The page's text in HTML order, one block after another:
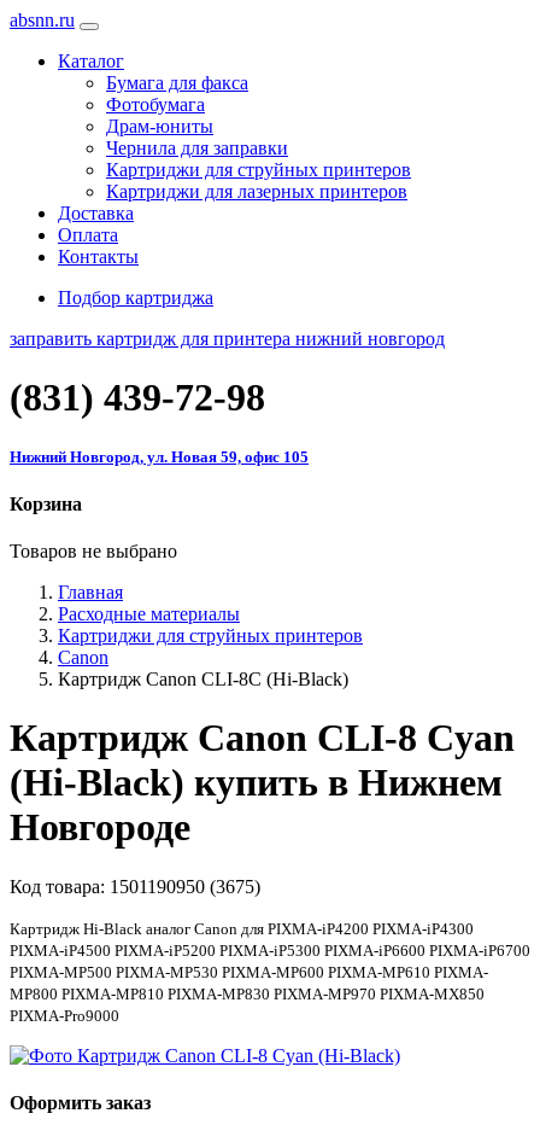
absnn.ru
Каталог
Бумага для факса
Фотобумага
Драм-юниты
Чернила для заправки
Картриджи для струйных принтеров
Картриджи для лазерных принтеров
Доставка
Оплата
Контакты
Подбор картриджа
заправить картридж для принтера нижний новгород
(831) 439-72-98
Нижний Новгород, ул. Новая 59, офис 105
Корзина
Товаров не выбрано
Главная
Расходные материалы
Картриджи для струйных принтеров
Canon
Картридж Canon CLI-8C (Hi-Black)
Картридж Canon CLI-8 Cyan
(Hi-Black) купить в Нижнем
Новгороде
Код товара: 1501190950 (3675)
Картридж Hi-Black аналог Canon для PIXMA-iP4200 PIXMA-iP4300
PIXMA-iP4500 PIXMA-iP5200 PIXMA-iP5300 PIXMA-iP6600 PIXMA-iP6700
PIXMA-MP500 PIXMA-MP530 PIXMA-MP600 PIXMA-MP610 PIXMA-
MP800 PIXMA-MP810 PIXMA-MP830 PIXMA-MP970 PIXMA-MX850
PIXMA-Pro9000
Оформить заказ